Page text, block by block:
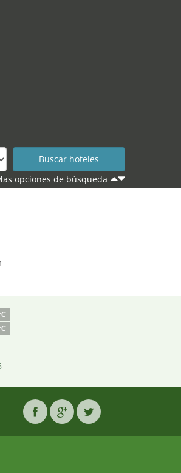
opciones de búsqueda